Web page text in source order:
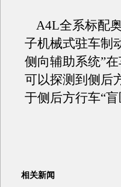
A4L全系标配
子机械式驻车制
侧向辅助系统”
可以探测到侧后
于侧后方行车“盲
相关新闻